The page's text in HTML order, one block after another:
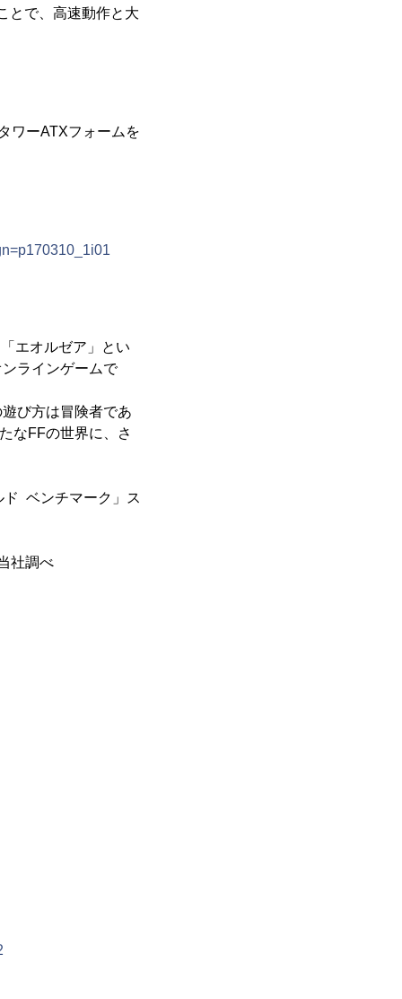
とで、高速動作と大
ワーATXフォームを
エオルゼア」とい
ラインゲームで
び方は冒険者であ
なFFの世界に、さ
ド ベンチマーク」ス
社調べ